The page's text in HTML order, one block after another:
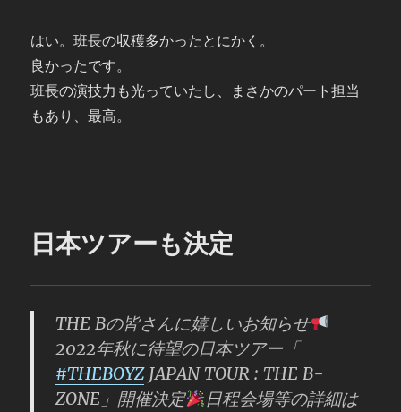
はい。班長の収穫多かったとにかく。
良かったです。
班長の演技力も光っていたし、まさかのパート担当
もあり、最高。
日本ツアーも決定
THE Bの皆さんに嬉しいお知らせ
2022年秋に待望の日本ツアー「
#THEBOYZJAPAN TOUR : THE B-
ZONE」開催決定
日程会場等の詳細は